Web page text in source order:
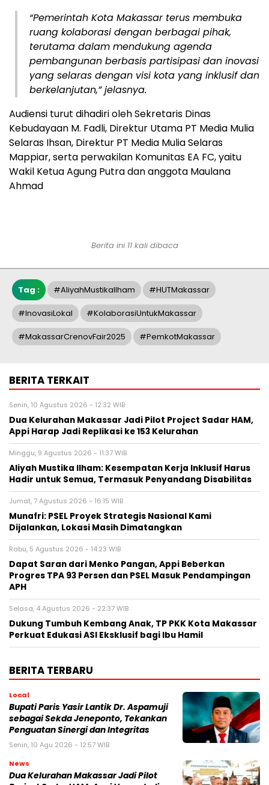
“Pemerintah Kota Makassar terus membuka
ruang kolaborasi dengan berbagai pihak,
terutama dalam mendukung agenda
pembangunan berbasis partisipasi dan inovasi
yang selaras dengan visi kota yang inklusif dan
berkelanjutan,” jelasnya.
Audiensi turut dihadiri oleh Sekretaris Dinas
Kebudayaan M. Fadli, Direktur Utama PT Media Mulia
Selaras Ihsan, Direktur PT Media Mulia Selaras
Mappiar, serta perwakilan Komunitas EA FC, yaitu
Wakil Ketua Agung Putra dan anggota Maulana
Ahmad
Berita ini 11 kali dibaca
Tag : #AliyahMustikaIlham #HUTMakassar
#InovasiLokal #KolaborasiUntukMakassar
#MakassarCrenovFair2025 #PemkotMakassar
BERITA TERKAIT
Senin, 10 Agustus 2026 - 12:32 WIB
Dua Kelurahan Makassar Jadi Pilot Project Sadar HAM,
Appi Harap Jadi Replikasi ke 153 Kelurahan
Minggu, 9 Agustus 2026 - 11:37 WIB
Aliyah Mustika Ilham: Kesempatan Kerja Inklusif Harus
Hadir untuk Semua, Termasuk Penyandang Disabilitas
Jumat, 7 Agustus 2026 - 16:15 WIB
Munafri: PSEL Proyek Strategis Nasional Kami
Dijalankan, Lokasi Masih Dimatangkan
Rabu, 5 Agustus 2026 - 14:23 WIB
Dapat Saran dari Menko Pangan, Appi Beberkan
Progres TPA 93 Persen dan PSEL Masuk Pendampingan
APH
Selasa, 4 Agustus 2026 - 22:37 WIB
Dukung Tumbuh Kembang Anak, TP PKK Kota Makassar
Perkuat Edukasi ASI Eksklusif bagi Ibu Hamil
BERITA TERBARU
Local
Bupati Paris Yasir Lantik Dr. Aspamuji
sebagai Sekda Jeneponto, Tekankan
Penguatan Sinergi dan Integritas
Senin, 10 Agu 2026 - 12:57 WIB
News
Dua Kelurahan Makassar Jadi Pilot